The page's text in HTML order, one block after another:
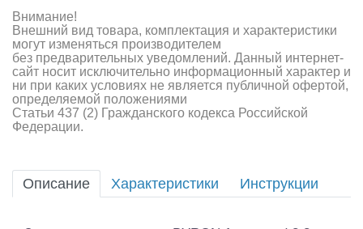
Аппаратура и электроника
Аккумуляторы и батарейки
Зарядные устройства и блоки питания
Двигатели
Инструмент,измерительные приборы,расходники
Внимание!
Внешний вид товара, комплектация и характеристики
могут изменяться производителем
без предварительных уведомлений. Данный интернет-
сайт носит исключительно информационный характер и
ни при каких условиях не является публичной офертой,
определяемой положениями
Статьи 437 (2) Гражданского кодекса Российской
Федерации.
Описание Характеристики Инструкции